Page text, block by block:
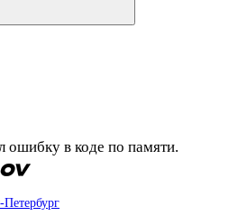
ошибку в коде по памяти.